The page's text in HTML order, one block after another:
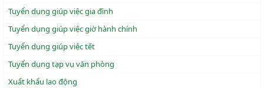
Tuyển dụng giúp việc gia đình
Tuyển dụng giúp việc giờ hành chính
Tuyển dụng giúp việc tết
Tuyển dụng tạp vụ văn phòng
Xuẩt khẩu lao động